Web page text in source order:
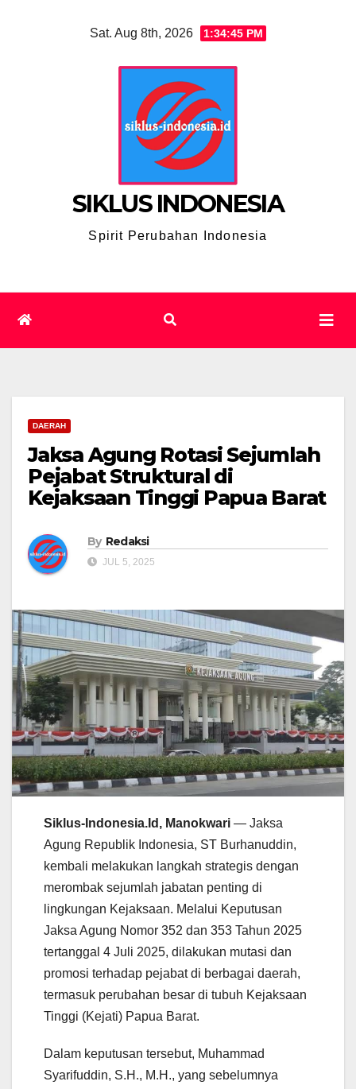
Sat. Aug 8th, 2026 1:34:46 PM
SIKLUS INDONESIA
Spirit Perubahan Indonesia
DAERAH
Jaksa Agung Rotasi Sejumlah
Pejabat Struktural di
Kejaksaan Tinggi Papua Barat
By Redaksi
JUL 5, 2025
Siklus-Indonesia.Id, Manokwari — Jaksa
Agung Republik Indonesia, ST Burhanuddin,
kembali melakukan langkah strategis dengan
merombak sejumlah jabatan penting di
lingkungan Kejaksaan. Melalui Keputusan
Jaksa Agung Nomor 352 dan 353 Tahun 2025
tertanggal 4 Juli 2025, dilakukan mutasi dan
promosi terhadap pejabat di berbagai daerah,
termasuk perubahan besar di tubuh Kejaksaan
Tinggi (Kejati) Papua Barat.
Dalam keputusan tersebut, Muhammad
Syarifuddin, S.H., M.H., yang sebelumnya